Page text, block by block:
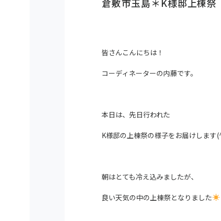
倉敷市玉島＊K様邸上棟祭
皆さんこんにちは！
コーディネーターの内藤です。
本日は、先日行われた
K様邸の上棟祭の様子をお届けします
朝はとても冷え込みましたが、
良い天気の中の上棟祭となりました